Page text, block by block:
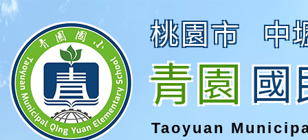
桃園市 中
青園國
Taoyuan